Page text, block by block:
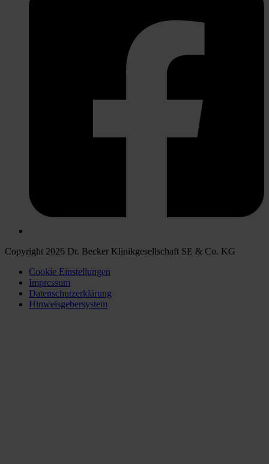
Copyright 2026 Dr. Becker Klinikgesellschaft SE & Co. KG
Cookie Einstellungen
Impressum
Datenschutzerklärung
Hinweisgebersystem